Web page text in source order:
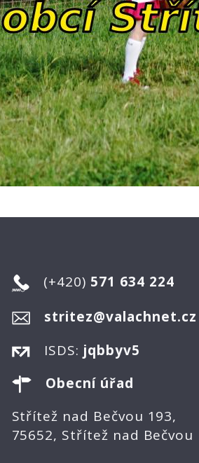
(+420) 571 634 224
stritez@valachnet.cz
ISDS: jqbbyv5
Obecní úřad
Střítež nad Bečvou 193,
75652, Střítež nad Bečvou